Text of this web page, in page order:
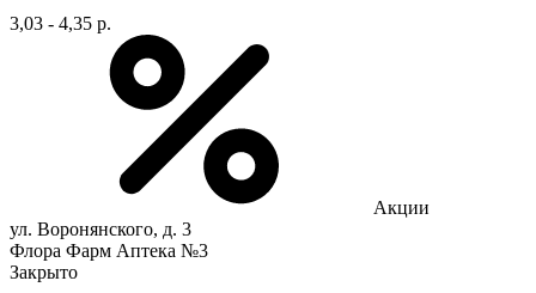
3,03 - 4,35 р.
Акции
ул. Воронянского, д. 3
Флора Фарм Аптека №3
Закрыто